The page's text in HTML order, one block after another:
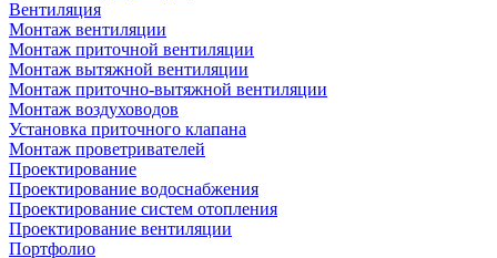
Вентиляция
Монтаж вентиляции
Монтаж приточной вентиляции
Монтаж вытяжной вентиляции
Монтаж приточно-вытяжной вентиляции
Монтаж воздуховодов
Установка приточного клапана
Монтаж проветривателей
Проектирование
Проектирование водоснабжения
Проектирование систем отопления
Проектирование вентиляции
Портфолио